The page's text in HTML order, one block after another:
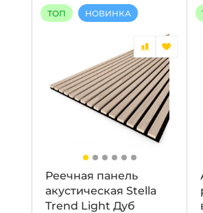
ТОП НОВИНКА
Реечная панель
акустическая Stella
Trend Light Дуб